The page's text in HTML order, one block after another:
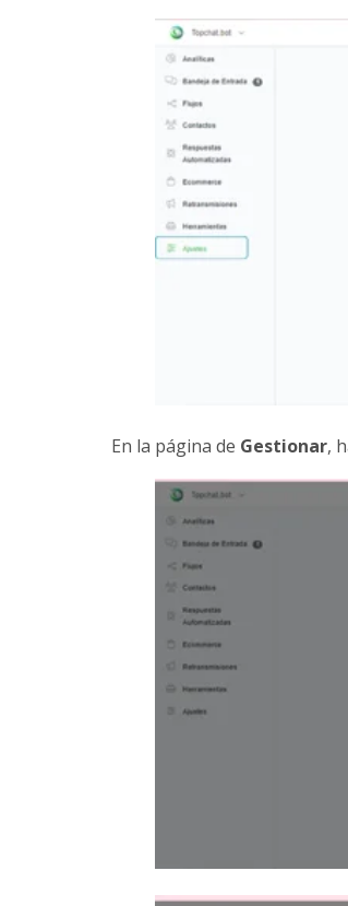
En la página de Gestionar,